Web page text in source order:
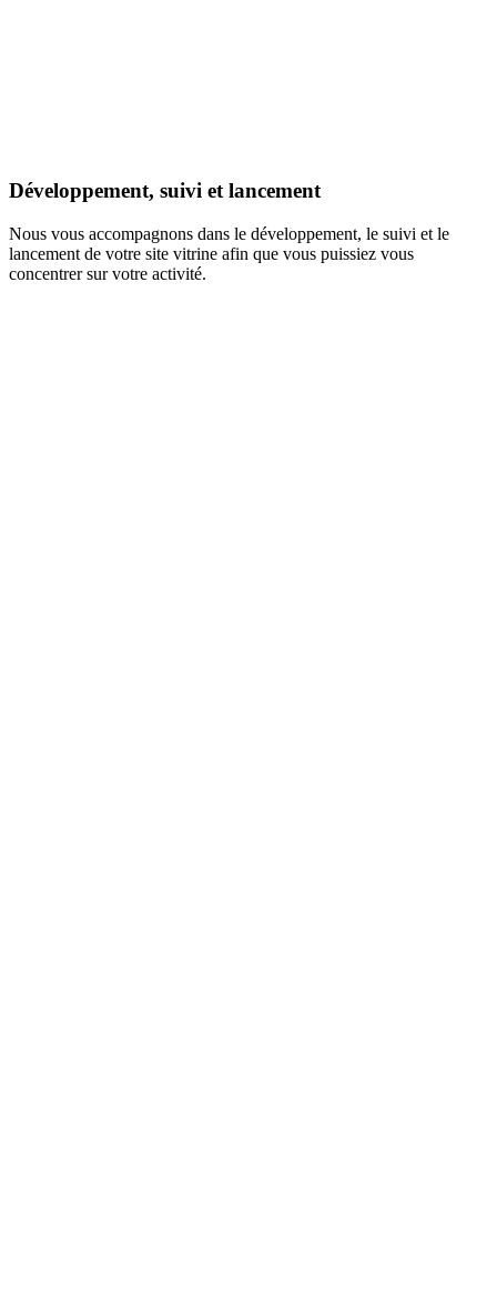
Développement, suivi et lancement
Nous vous accompagnons dans le développement, le suivi et le
lancement de votre site vitrine afin que vous puissiez vous
concentrer sur votre activité.